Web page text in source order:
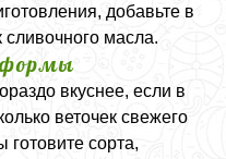
добавьте в
масла.
формы
вкуснее, если в
веточек свежего
готовите сорта,